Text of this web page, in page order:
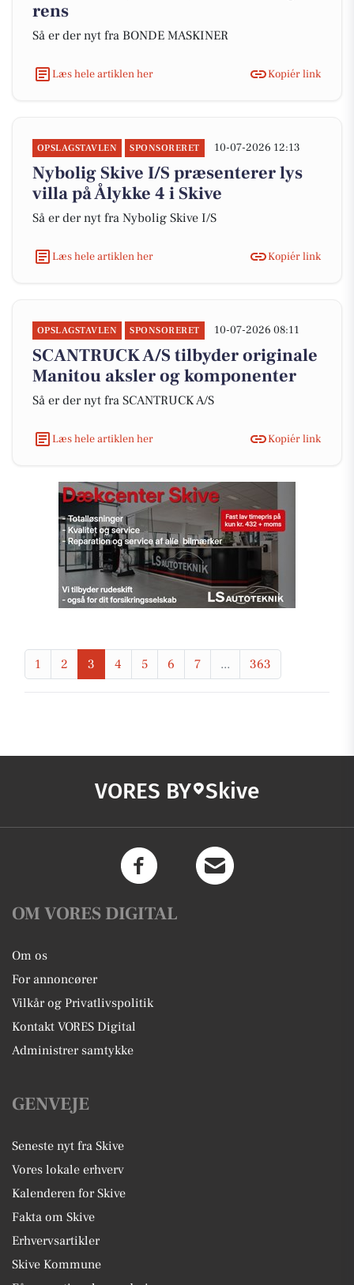
rens
Så er der nyt fra BONDE MASKINER
Læs hele artiklen her Kopiér link
OPSLAGSTAVLEN SPONSORERET 10-07-2026 12:13
Nybolig Skive I/S præsenterer lys
villa på Ålykke 4 i Skive
Så er der nyt fra Nybolig Skive I/S
Læs hele artiklen her Kopiér link
OPSLAGSTAVLEN SPONSORERET 10-07-2026 08:11
SCANTRUCK A/S tilbyder originale
Manitou aksler og komponenter
Så er der nyt fra SCANTRUCK A/S
Læs hele artiklen her Kopiér link
1 2 3 4 5 6 7 ... 363
VORES BY Skive
OM VORES DIGITAL
Om os
For annoncører
Vilkår og Privatlivspolitik
Kontakt VORES Digital
Administrer samtykke
GENVEJE
Seneste nyt fra Skive
Vores lokale erhverv
Kalenderen for Skive
Fakta om Skive
Erhvervsartikler
Skive Kommune